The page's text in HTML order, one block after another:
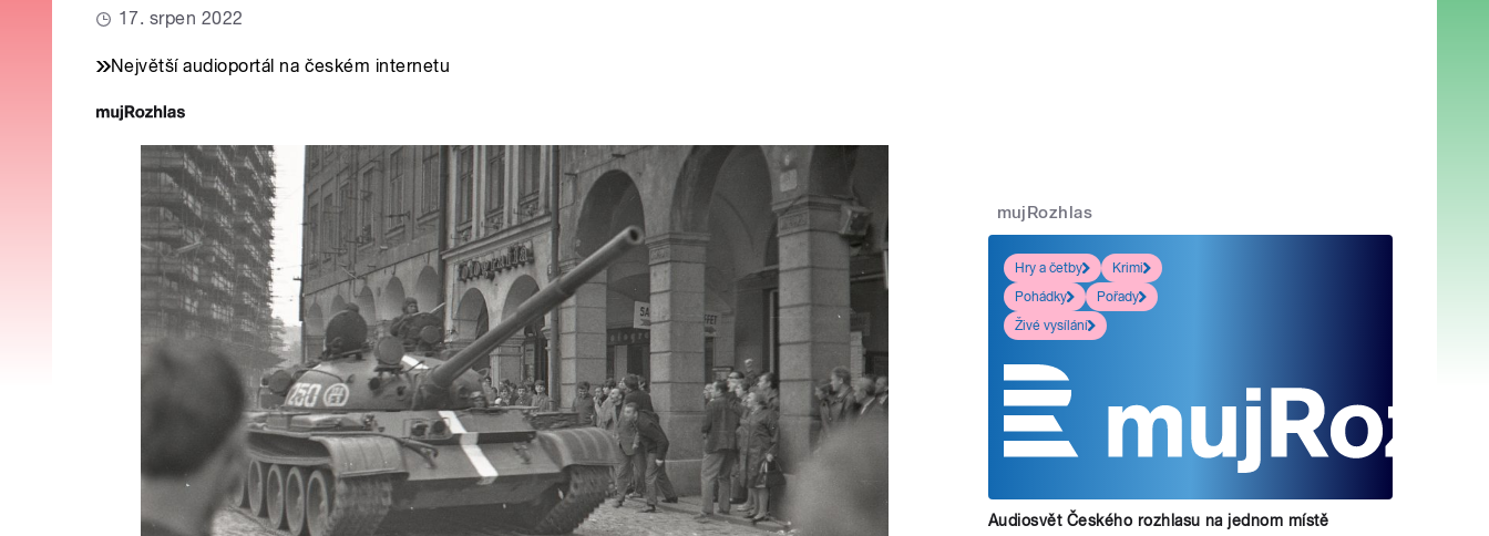
17. srpen 2022
Největší audioportál na českém internetu
mujRozhlas
Hry a četby
Krimi
Pohádky
Pořady
Živé vysílání
Audiosvět Českého rozhlasu na jednom místě